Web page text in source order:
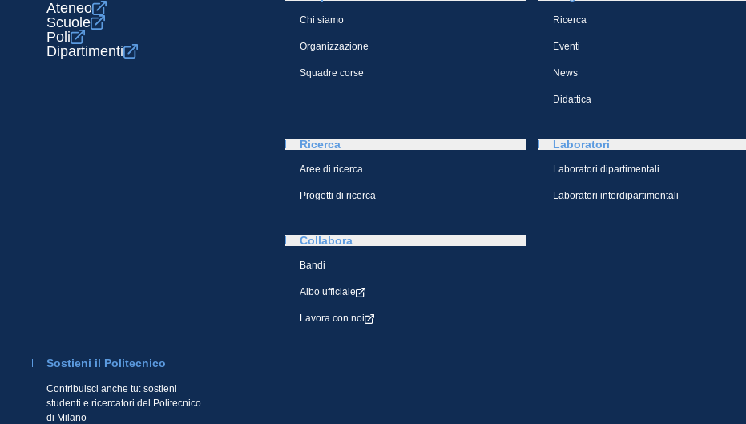
Ateneo
Scuole
Poli
Dipartimenti
Chi siamo
Organizzazione
Squadre corse
Ricerca
Eventi
News
Didattica
Ricerca
Aree di ricerca
Progetti di ricerca
Laboratori
Laboratori dipartimentali
Laboratori interdipartimentali
Collabora
Bandi
Albo ufficiale
Lavora con noi
Sostieni il Politecnico
Contribuisci anche tu: sostieni
studenti e ricercatori del Politecnico
di Milano